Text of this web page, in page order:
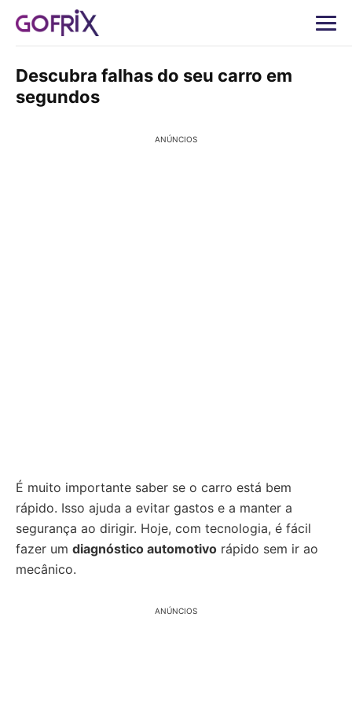
Descubra falhas do seu carro em
segundos
ANÚNCIOS
É muito importante saber se o carro está bem
rápido. Isso ajuda a evitar gastos e a manter a
segurança ao dirigir. Hoje, com tecnologia, é fácil
fazer um diagnóstico automotivo rápido sem ir ao
mecânico.
ANÚNCIOS